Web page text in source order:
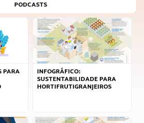
PODCASTS
PARA
INFOGRÁFICO:
SUSTENTABILIDADE PARA
HORTIFRUTIGRANJEIROS